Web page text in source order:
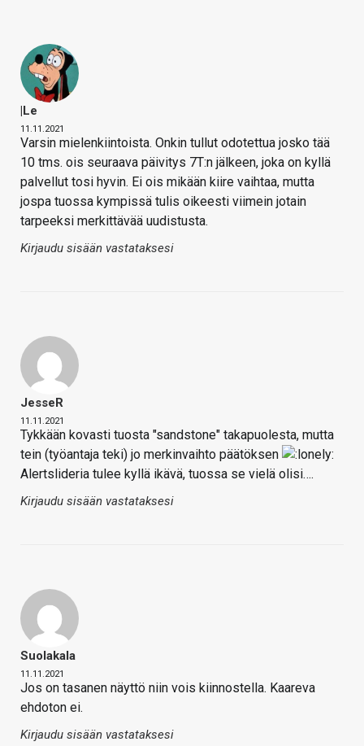
|le
11.11.2021
Varsin mielenkiintoista. Onkin tullut odotettua josko tää
10 tms. ois seuraava päivitys 7T:n jälkeen, joka on kyllä
palvellut tosi hyvin. Ei ois mikään kiire vaihtaa, mutta
jospa tuossa kympissä tulis oikeesti viimein jotain
tarpeeksi merkittävää uudistusta.
Kirjaudu sisään vastataksesi
JesseR
11.11.2021
Tykkään kovasti tuosta "sandstone" takapuolesta, mutta
tein (työantaja teki) jo merkinvaihto päätöksen
Alertslideria tulee kyllä ikävä, tuossa se vielä olisi….
Kirjaudu sisään vastataksesi
Suolakala
11.11.2021
Jos on tasanen näyttö niin vois kiinnostella. Kaareva
ehdoton ei.
Kirjaudu sisään vastataksesi